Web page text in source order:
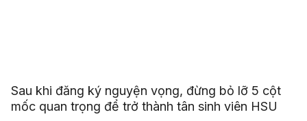
Sau khi đăng ký nguyện vọng, đừng bỏ lỡ 5 cột
mốc quan trọng để trở thành tân sinh viên HSU